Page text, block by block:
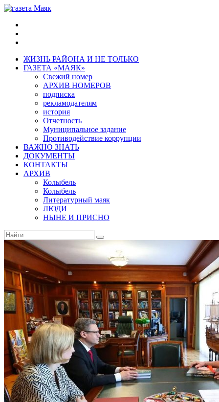
ЖИЗНЬ РАЙОНА И НЕ ТОЛЬКО
ГАЗЕТА «МАЯК»
Свежий номер
АРХИВ НОМЕРОВ
подписка
рекламодателям
история
Отчетность
Муниципальное задание
Противодействие коррупции
ВАЖНО ЗНАТЬ
ДОКУМЕНТЫ
КОНТАКТЫ
АРХИВ
Колыбель
Колыбель
Литературный маяк
ЛЮДИ
НЫНЕ И ПРИСНО